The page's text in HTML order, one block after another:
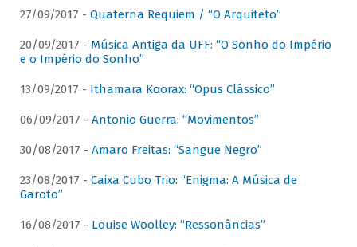
27/09/2017 - Quaterna Réquiem / “O Arquiteto”
20/09/2017 - Música Antiga da UFF: “O Sonho do Império
e o Império do Sonho”
13/09/2017 - Ithamara Koorax: “Opus Clássico”
06/09/2017 - Antonio Guerra: “Movimentos”
30/08/2017 - Amaro Freitas: “Sangue Negro”
23/08/2017 - Caixa Cubo Trio: “Enigma: A Música de
Garoto”
16/08/2017 - Louise Woolley: “Ressonâncias”